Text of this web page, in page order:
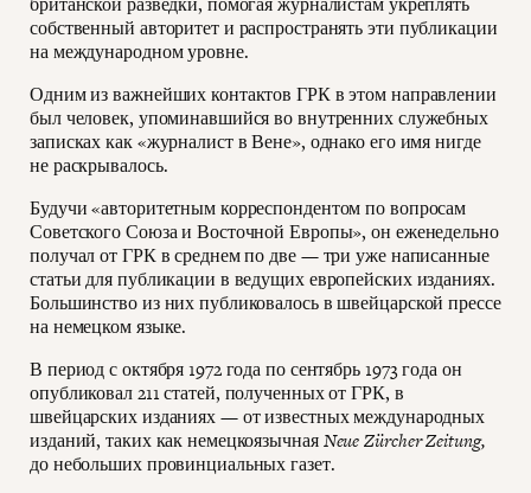
собственный авторитет и распространять эти публикации
на международном уровне.
Одним из важнейших контактов ГРК в этом направлении
был человек, упоминавшийся во внутренних служебных
записках как «журналист в Вене», однако его имя нигде
не раскрывалось.
Будучи «авторитетным корреспондентом по вопросам
Советского Союза и Восточной Европы», он еженедельно
получал от ГРК в среднем по две — три уже написанные
статьи для публикации в ведущих европейских изданиях.
Большинство из них публиковалось в швейцарской прессе
на немецком языке.
В период с октября 1972 года по сентябрь 1973 года он
опубликовал 211 статей, полученных от ГРК, в
швейцарских изданиях — от известных международных
изданий, таких как немецкоязычнаяNeue Zürcher Zeitung,
до небольших провинциальных газет.